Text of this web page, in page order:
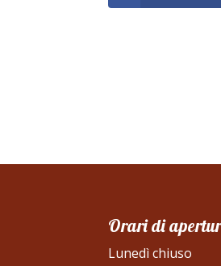
Orari di
Lunedì chiuso